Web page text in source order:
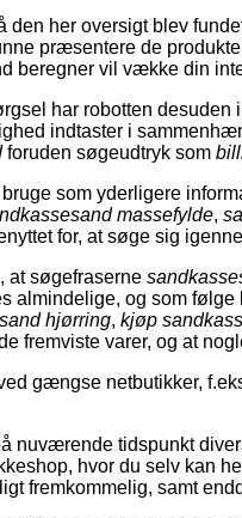
den her oversigt blev
præsentere de
beregner vil vække din
har robotten
indtaster i
foruden søgeudtryk som
som yderligere
massefylde,
for, at søge sig
at søgefraserne
almindelige, og som følge
hjørring, kjøp
fremviste varer, og at
gængse netbutikker,
nuværende tidspunkt
hvor du selv kan
fremkommelig, samt